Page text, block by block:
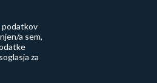
podatkov
a sem,
za